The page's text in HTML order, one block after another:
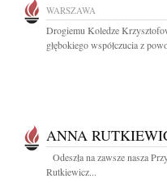
WARSZAWA
Drogiemu Koledze
głębokiego współczucia z
ANNA
Odeszła na zawsze nasza
Rutkiewicz...